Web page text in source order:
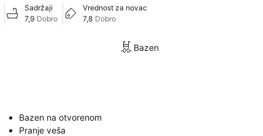
Sadržaji
7,9 Dobro
Vrednost za novac
7,8 Dobro
Bazen
Bazen na otvorenom
Pranje veša